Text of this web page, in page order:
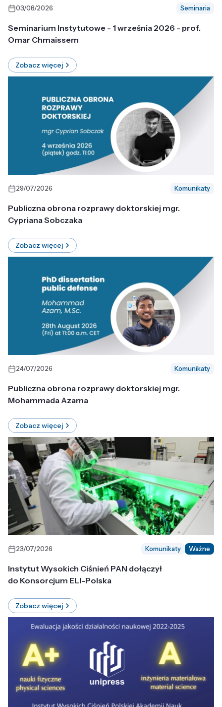
03/08/2026 Seminaria
Seminarium Instytutowe - 1 września 2026 - prof.
Omar Chmaissem
Zobacz więcej
29/07/2026 Komunikaty
Publiczna obrona rozprawy doktorskiej mgr.
Cypriana Sobczaka
Zobacz więcej
24/07/2026 Komunikaty
Publiczna obrona rozprawy doktorskiej mgr.
Mohammada Azama
Zobacz więcej
23/07/2026 Komunikaty Ważne
Instytut Wysokich Ciśnień PAN dołączył
do Konsorcjum ELI-Polska
Zobacz więcej